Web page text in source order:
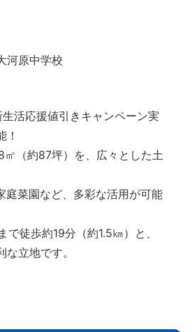
河原中学校
活応援値引きキャンペーン実
！
（約87坪）を、広々とした土
菜園など、多彩な活用が可能
徒歩約19分（約1.5㎞）と、
立地です。